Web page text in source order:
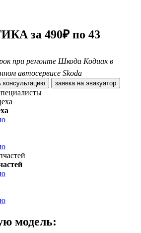
за 490₽ по 43
при ремонте Шкода Кодиак в
автосервисе Skoda
консультацию заявка на эвакуатор
модель: